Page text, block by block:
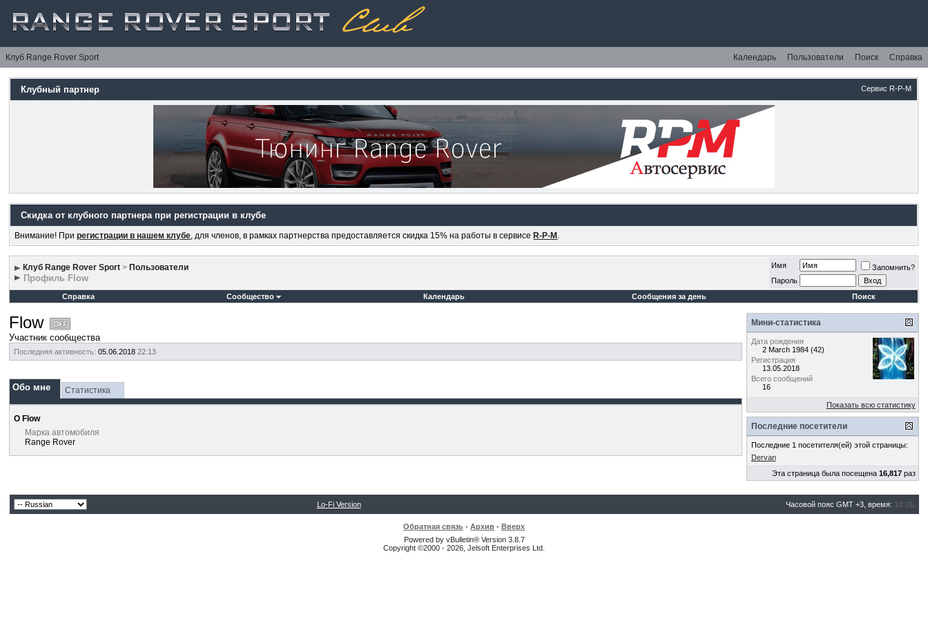
Клуб Range Rover Sport Календарь Пользователи Поиск Справка
Сервис R-P-M
Клубный партнер
Скидка от клубного партнера при регистрации в клубе
Внимание! Прирегистрации в нашем клубе, для членов, в рамках партнерства предоставляется скидка 15% на работы в сервисе R-P-M .
Клуб Range Rover Sport > Пользователи
Профиль Flow
Имя
Запомнить?
Пароль
Справка
Сообщество Календарь Сообщения за день Поиск
Flow
Участник сообщества
Последняя активность: 05.06.201822:13
Обо мне Статистика
О Flow
Марка автомобиля
Range Rover
Мини-статистика
Дата рождения
2 March 1984 (42)
Регистрация
13.05.2018
Всего сообщений
16
Показать всю статистику
Последние посетители
Последние 1 посетителя(ей) этой страницы:
Dervan
Эта страница была посещена 16,817раз
Lo-Fi Version Часовой пояс GMT +3, время: 18:26.
Обратная связь - Архив - Вверх
Powered by vBulletin® Version 3.8.7
Copyright ©2000 - 2026, Jelsoft Enterprises Ltd.